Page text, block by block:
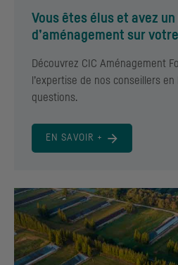
Vous êtes élus et avez
d’aménagement sur
Découvrez CIC Aménagement
l’expertise de nos conseillers
questions.
EN SAVOIR +